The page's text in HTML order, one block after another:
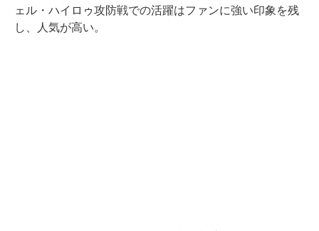
ェル・ハイロゥ攻防戦での活躍はファンに強い印象を残
し、人気が高い。